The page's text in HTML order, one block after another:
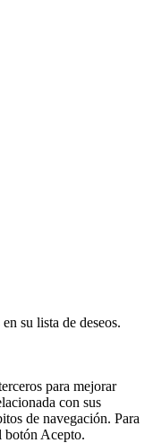
su lista de deseos.
para mejorar
con sus
de navegación. Para
botón Acepto.